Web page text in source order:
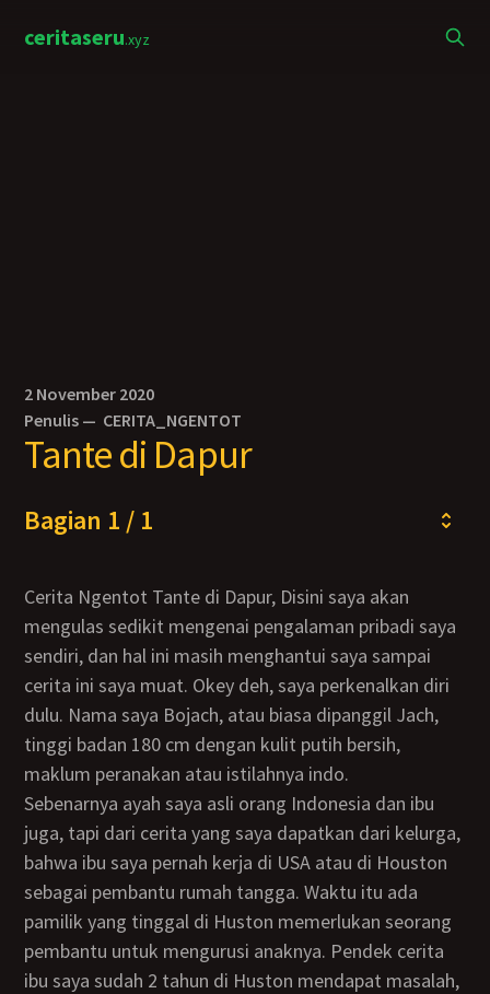
ceritaseru.xyz
2 November 2020
Penulis — CERITA_NGENTOT
Tante di Dapur
Bagian 1 / 1
Cerita Ngentot Tante di Dapur, Disini saya akan
mengulas sedikit mengenai pengalaman pribadi saya
sendiri, dan hal ini masih menghantui saya sampai
cerita ini saya muat. Okey deh, saya perkenalkan diri
dulu. Nama saya Bojach, atau biasa dipanggil Jach,
tinggi badan 180 cm dengan kulit putih bersih,
maklum peranakan atau istilahnya indo.
Sebenarnya ayah saya asli orang Indonesia dan ibu
juga, tapi dari cerita yang saya dapatkan dari kelurga,
bahwa ibu saya pernah kerja di USA atau di Houston
sebagai pembantu rumah tangga. Waktu itu ada
pamilik yang tinggal di Huston memerlukan seorang
pembantu untuk mengurusi anaknya. Pendek cerita
ibu saya sudah 2 tahun di Huston mendapat masalah,